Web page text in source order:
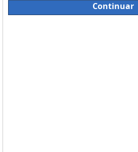
Continuar